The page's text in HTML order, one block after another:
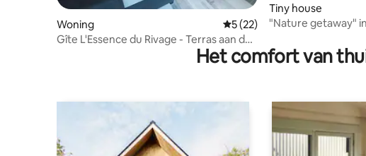
Woning Gemiddelde beoordeling van
5 (22)
Gîte L'Essence du Rivage - Terras aan de
Tiny house
"Nature getaway"
Het comfort van